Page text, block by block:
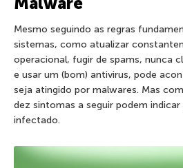
Mesmo seguindo as regras
sistemas, como atualizar
operacional, fugir de spams, nunca
e usar um (bom) antivirus, pode
seja atingido por malwares. Mas
dez sintomas a seguir podem
infectado.